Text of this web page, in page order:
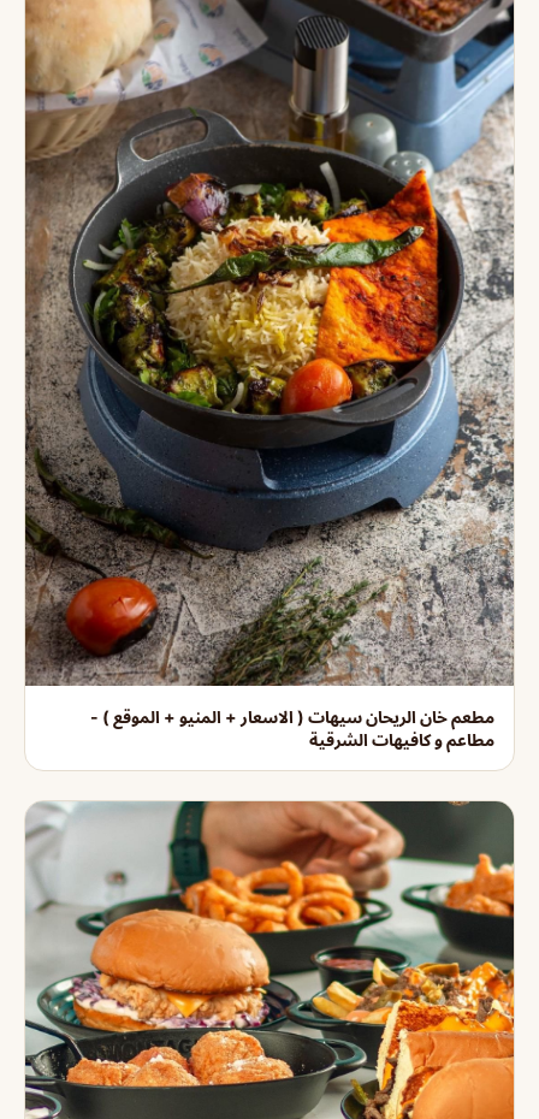
مطعم خان الريحان سيهات ( الاسعار + المنيو + الموقع ) -
مطاعم و كافيهات الشرقية